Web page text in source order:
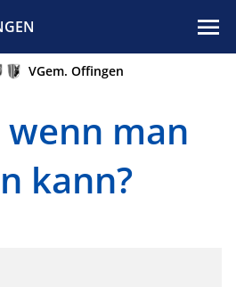
VGem. Offingen
man
kann?